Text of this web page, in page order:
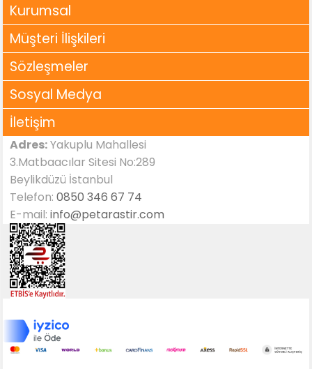
Kurumsal
Müşteri İlişkileri
Sözleşmeler
Sosyal Medya
İletişim
Adres:Yakuplu Mahallesi
3.Matbaacılar Sitesi No:289
Beylikdüzü İstanbul
Telefon:0850 346 67 74
E-mail:info@petarastir.com